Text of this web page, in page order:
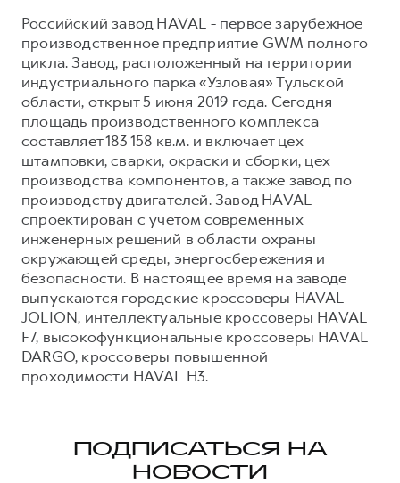
Российский завод HAVAL - первое зарубежное
производственное предприятие GWM полного
цикла. Завод, расположенный на территории
индустриального парка «Узловая» Тульской
области, открыт 5 июня 2019 года. Сегодня
площадь производственного комплекса
составляет 183 158 кв.м. и включает цех
штамповки, сварки, окраски и сборки, цех
производства компонентов, а также завод по
производству двигателей. Завод HAVAL
спроектирован с учетом современных
инженерных решений в области охраны
окружающей среды, энергосбережения и
безопасности. В настоящее время на заводе
выпускаются городские кроссоверы HAVAL
JOLION, интеллектуальные кроссоверы HAVAL
F7, высокофункциональные кроссоверы HAVAL
DARGO, кроссоверы повышенной
проходимости HAVAL H3.
ПОДПИСАТЬСЯ НА
НОВОСТИ